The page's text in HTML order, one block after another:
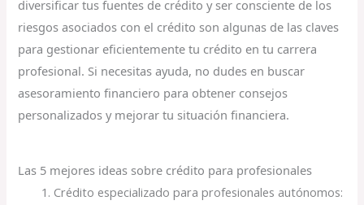
diversificar tus fuentes de crédito y ser consciente de los
riesgos asociados con el crédito son algunas de las claves
para gestionar eficientemente tu crédito en tu carrera
profesional. Si necesitas ayuda, no dudes en buscar
asesoramiento financiero para obtener consejos
personalizados y mejorar tu situación financiera.
Las 5 mejores ideas sobre crédito para profesionales
Crédito especializado para profesionales autónomos: